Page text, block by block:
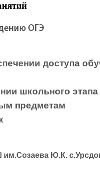
ОГЭ
доступа
школьного
предметам
Ю.К. с.Урсдон